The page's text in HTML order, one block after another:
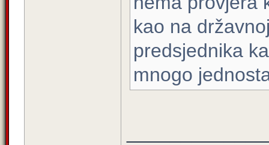
kao na
predsjednika
mnogo